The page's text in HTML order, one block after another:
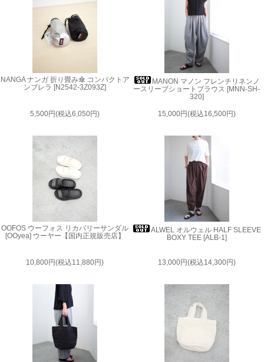
NANGA ナンガ 折り畳み傘 コンパクトア
ンブレラ [N2542-3Z093Z]
5,500円(税込6,050円)
MANON マノン フレンチリネンノ
ースリーブショートブラウス [MNN-SH-
320]
15,000円(税込16,500円)
OOFOS ウーフォス リカバリーサンダル
[OOyea] ウーヤー【国内正規販売店】
10,800円(税込11,880円)
ALWEL オルウェル HALF SLEEVE
BOXY TEE [ALB-1]
13,000円(税込14,300円)